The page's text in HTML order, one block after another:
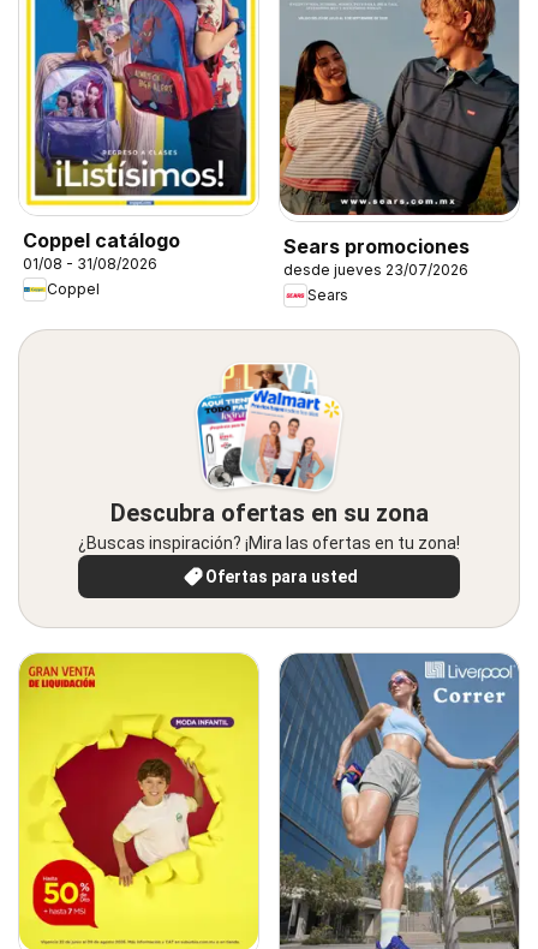
Coppel catálogo
01/08 - 31/08/2026
Coppel
Sears promociones
desde jueves 23/07/2026
Sears
Descubra ofertas en su zona
¿Buscas inspiración? ¡Mira las ofertas en tu zona!
Ofertas para usted